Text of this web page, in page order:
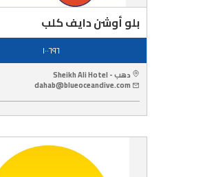
بلو أوشن دايف كلب
١٠٠٦٩٦
دهب - Sheikh Ali Hotel
dahab@blueoceandive.com